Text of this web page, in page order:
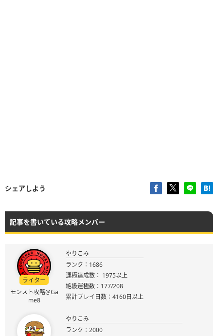
シェアしよう
記事を書いている攻略メンバー
ライター
モンスト攻略@Ga
me8
やりこみ
ランク：1686
運極達成数： 1975以上
絶級運極数：177/208
累計プレイ日数：4160日以上
やりこみ
ランク：2000